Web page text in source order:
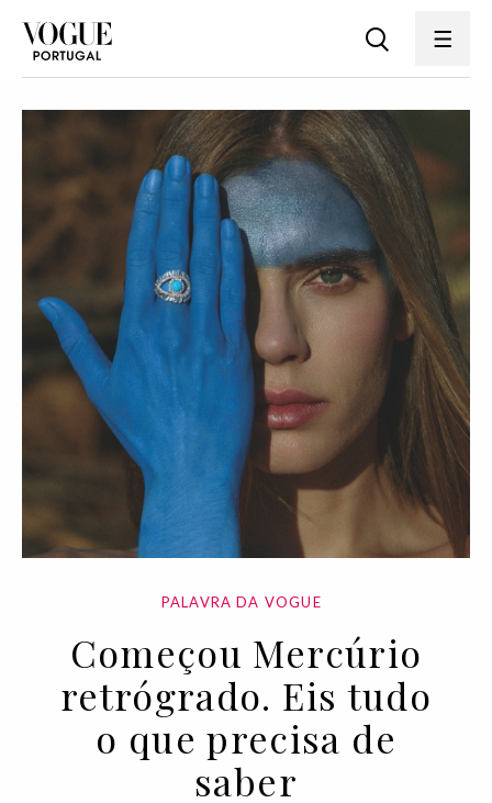
PALAVRA DA VOGUE
Começou Mercúrio
retrógrado. Eis tudo
o que precisa de
saber